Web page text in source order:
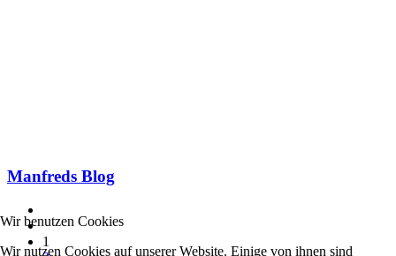
Manfreds Blog
1
Wir benutzen Cookies
Wir nutzen Cookies auf unserer Website. Einige von ihnen sind